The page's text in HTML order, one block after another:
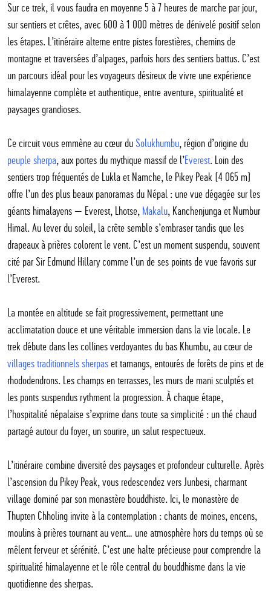
Sur ce trek, il vous faudra en moyenne 5 à 7 heures de marche par jour,
sur sentiers et crêtes, avec 600 à 1 000 mètres de dénivelé positif selon
les étapes. L’itinéraire alterne entre pistes forestières, chemins de
montagne et traversées d’alpages, parfois hors des sentiers battus. C’est
un parcours idéal pour les voyageurs désireux de vivre une expérience
himalayenne complète et authentique, entre aventure, spiritualité et
paysages grandioses.
Ce circuit vous emmène au cœur du Solukhumbu, région d’origine du
peuple sherpa, aux portes du mythique massif de l’Everest. Loin des
sentiers trop fréquentés de Lukla et Namche, le Pikey Peak (4 065 m)
offre l’un des plus beaux panoramas du Népal : une vue dégagée sur les
géants himalayens — Everest, Lhotse, Makalu, Kanchenjunga et Numbur
Himal. Au lever du soleil, la crête semble s’embraser tandis que les
drapeaux à prières colorent le vent. C’est un moment suspendu, souvent
cité par Sir Edmund Hillary comme l’un de ses points de vue favoris sur
l’Everest.
La montée en altitude se fait progressivement, permettant une
acclimatation douce et une véritable immersion dans la vie locale. Le
trek débute dans les collines verdoyantes du bas Khumbu, au cœur de
villages traditionnels sherpas et tamangs, entourés de forêts de pins et de
rhododendrons. Les champs en terrasses, les murs de mani sculptés et
les ponts suspendus rythment la progression. À chaque étape,
l’hospitalité népalaise s’exprime dans toute sa simplicité : un thé chaud
partagé autour du foyer, un sourire, un salut respectueux.
L’itinéraire combine diversité des paysages et profondeur culturelle. Après
l’ascension du Pikey Peak, vous redescendez vers Junbesi, charmant
village dominé par son monastère bouddhiste. Ici, le monastère de
Thupten Chholing invite à la contemplation : chants de moines, encens,
moulins à prières tournant au vent… une atmosphère hors du temps où se
mêlent ferveur et sérénité. C’est une halte précieuse pour comprendre la
spiritualité himalayenne et le rôle central du bouddhisme dans la vie
quotidienne des sherpas.